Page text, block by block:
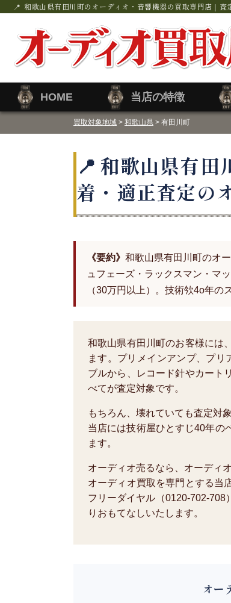
和歌山県有田川町のオーディオ・音響機器の買取専門店｜
HOME 当店の特徴
買取対象地域 > 和歌山県 > 有田川町
和歌山県有田
着・適正査定の
《要約》 和歌山県有田川町のオ
ュフェーズ・ラックスマン・マ
（30万円以上）。技術欦4o年の
和歌山県有田川町のお客様には
ます。プリメインアンプ、プ
ブルから、レコード針やカート
べてが査定対象です。
もちろん、壊れていても査定対象
当店には技術屋ひとすじ40年の
ます。
オーディオ売るなら、オーディ
オーディオ買取を専門とする当
フリーダイヤル（0120-702-708
りおもてなしいたします。
オー